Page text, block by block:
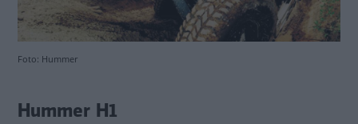
Foto: Hummer
Hummer H1